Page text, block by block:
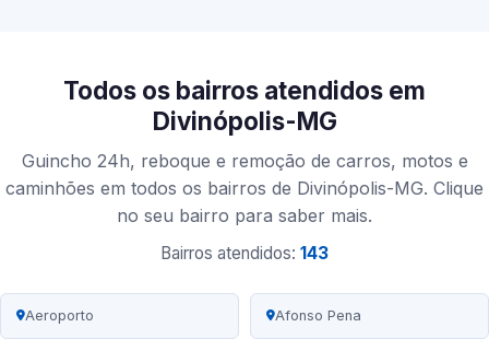
Todos os bairros atendidos em
Divinópolis-MG
Guincho 24h, reboque e remoção de carros, motos e
caminhões em todos os bairros de Divinópolis-MG. Clique
no seu bairro para saber mais.
Bairros atendidos: 143
Aeroporto Afonso Pena